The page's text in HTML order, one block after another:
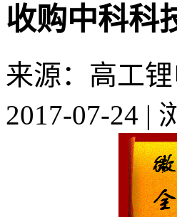
收购中科科
来源：高工
2017-07-24 |